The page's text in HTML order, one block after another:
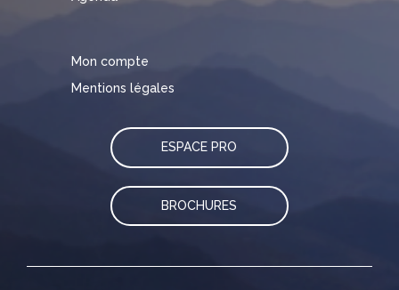
Mon compte
Mentions légales
ESPACE PRO
BROCHURES